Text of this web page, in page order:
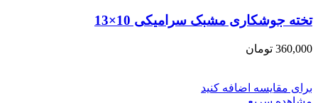
تخته جوشکاری مشبک سرامیکی 10×13
360,000 تومان
برای مقایسه اضافه کنید